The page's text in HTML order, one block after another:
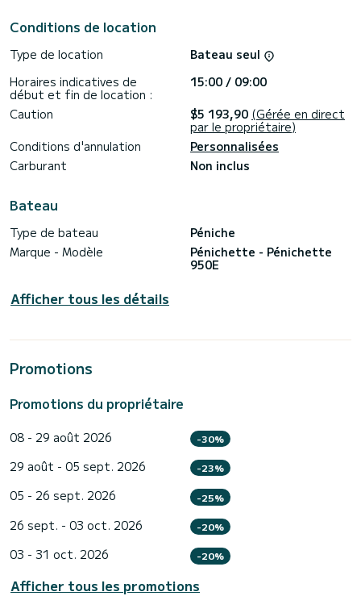
d'étrave, Prise USB, Douche de pont.
Si vous avez des questions concernant le bateau ou les
conditions de location, vous pouvez envoyer un message via
la plateforme Samboat. Un conseiller SamBoat se chargera
Conditions de location
Type de location
Bateau seul
Horaires indicatives de
début et fin de location :
15:00 / 09:00
Caution
$5 193,90 (Gérée en direct
par le propriétaire)
Conditions d'annulation
Personnalisées
Carburant
Non inclus
Bateau
Type de bateau
Péniche
Marque - Modèle
Pénichette - Pénichette
950E
Afficher tous les détails
Promotions
Promotions du propriétaire
08 - 29 août 2026 -30%
29 août - 05 sept. 2026 -23%
05 - 26 sept. 2026 -25%
26 sept. - 03 oct. 2026 -20%
03 - 31 oct. 2026 -20%
Afficher tous les promotions